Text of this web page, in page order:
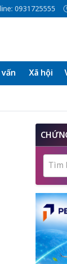
0931725555
Xã hội
Tìm